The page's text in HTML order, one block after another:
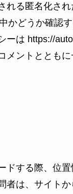
れる匿名化さ
かどうか確認
ーは https://
メントとともに
ドする際、位
者は、サイト